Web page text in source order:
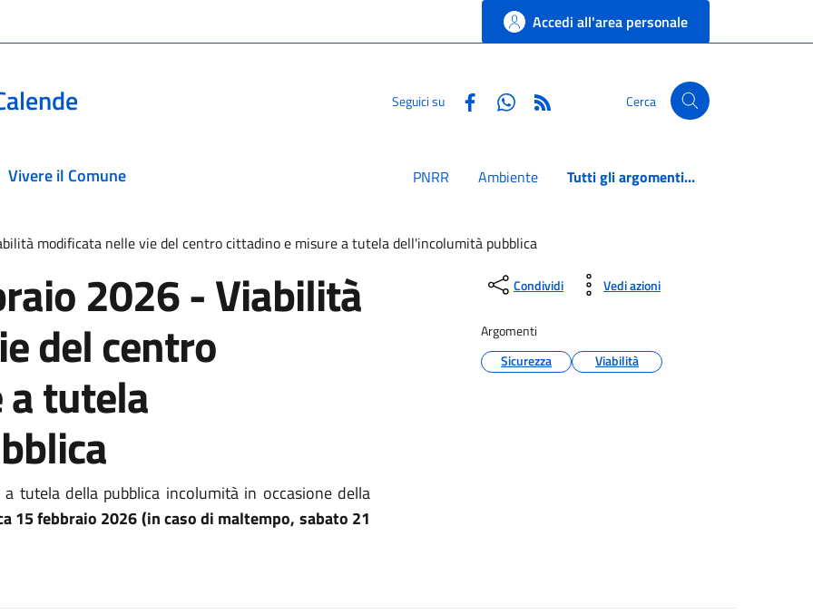
Accedi all'area personale
Seguici su FacebookWhatsapp Cerca
Vivere il Comune PNRR Ambiente Tutti gli argomenti...
modificata nelle vie del centro cittadino e misure a tutela dell'incolumità pubblica
2026 - Viabilità
del centro
tutela
tutela della pubblica incolumità in occasione della
15 febbraio 2026 (in caso di maltempo, sabato 21
Condividi Vedi azioni
Argomenti
Sicurezza
Viabilità